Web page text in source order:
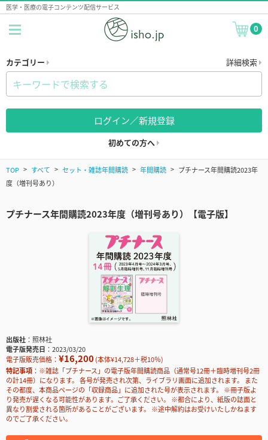
医学・医療の電子コンテンツ配信サービス
0
カテゴリー 詳細検索
ログイン／新規登録
初めての方へ
TOP すべて セット・雑誌年間購読 年間購読
プチナース年間購読2023年
度（増刊号あり）
プチナース年間購読2023年度（増刊号あり）【電子版】
出版社
照林社
電子版発売日
2023/03/20
電子版販売価格： ¥16,200(本体¥14,728＋税10％)
特記事項
※雑誌「プチナース」の電子版年間購読商品（通常号12冊＋臨時増刊号2冊
の計14冊）になります。 各号が発売され次第、ライブラリ画面に追加されます。 また
その都度、本商品ページの「収録商品」に追加された号が表示されます。 ※冊子版よ
り発売が遅くなる可能性があります。ご了承ください。 ※都合により、紙版の誌面と
異なり割愛される箇所があることがございます。 ※途中解約はお受けいたしかねます
のでご了承ください。